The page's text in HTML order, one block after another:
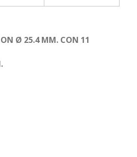
Ø 25.4 MM. CON 11